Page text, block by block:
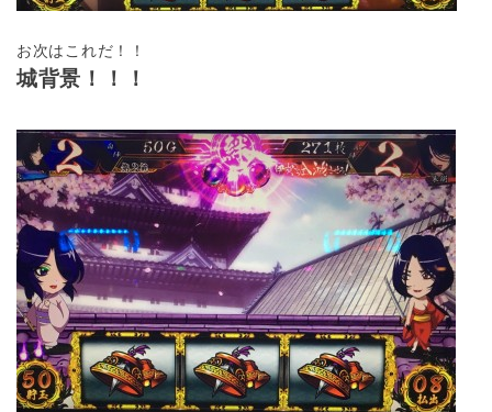
お次はこれだ！！
城背景！！！